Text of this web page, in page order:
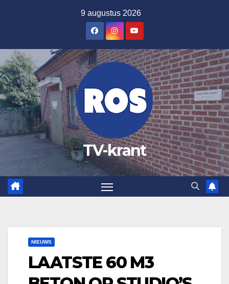
inhoud
9 augustus 2026
TV-krant
NIEUWS
LAATSTE 60 M3